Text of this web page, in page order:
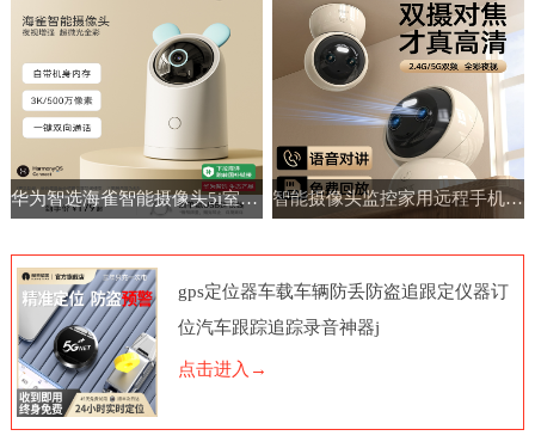
华为智选海雀智能摄像头5i室内家用手机远程360°无线监控摄像机 智能摄像头监控家用远程手机带语音360度高清夜视室内无线免插电
gps定位器车载车辆防丢防盗追跟定仪器订
位汽车跟踪追踪录音神器j
点击进入→